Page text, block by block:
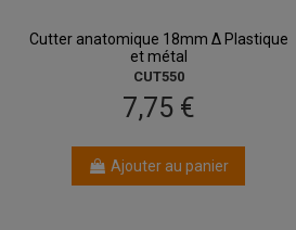
Cutter anatomique 18mm Δ Plastique
et métal
CUT550
7,75 €
Ajouter au panier